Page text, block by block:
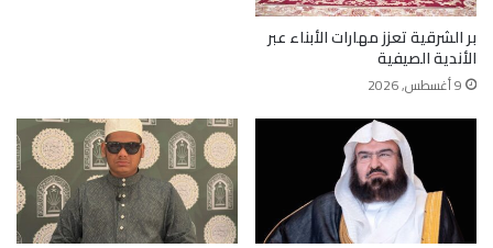
بر الشرقية تعزز مهارات الأبناء عبر
الأندية الصيفية
9 أغسطس, 2026